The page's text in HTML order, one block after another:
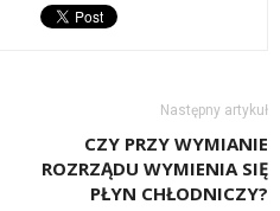
Następny artykuł
CZY PRZY WYMIANIE
ROZRZĄDU WYMIENIA SIĘ
PŁYN CHŁODNICZY?